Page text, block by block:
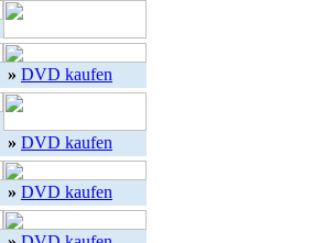
» DVD kaufen
» DVD kaufen
» DVD kaufen